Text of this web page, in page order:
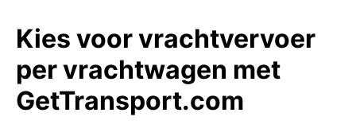
Kies voor vrachtvervoer
per vrachtwagen met
GetTransport.com